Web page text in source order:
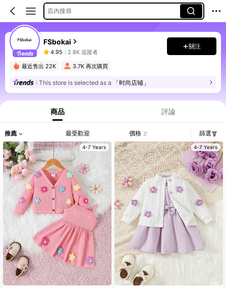
店內搜尋
FSbokai
4.95 2.8K 追蹤者
關注
最近售出 22K 3.7K 再次購買
This store is selected as a 「时尚店铺」
商品 評論
推薦 最受歡迎 價格 篩選
4-7 Years 4-7 Years